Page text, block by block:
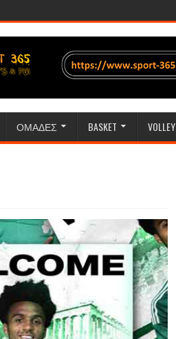
ΟΜΑΔΕΣ BASKET VOLLEY